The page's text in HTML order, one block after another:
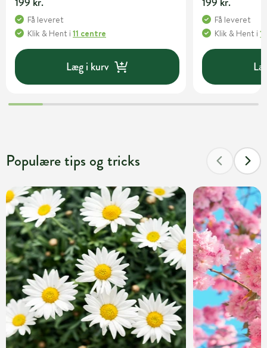
Få leveret
Klik & Hent i 11 centre
Læg i kurv
Få leveret
Klik & Hent i
Populære tips og tricks